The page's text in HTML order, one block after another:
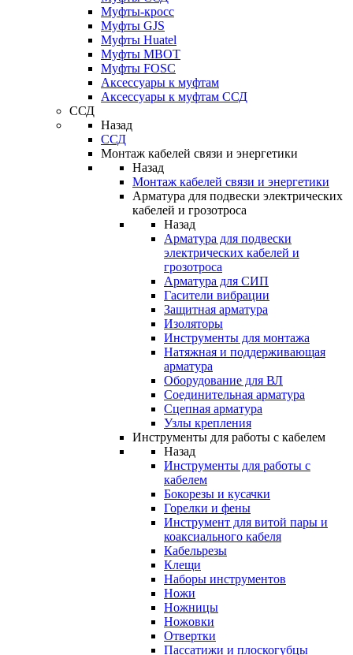
Муфты-кросс
Муфты GJS
Муфты Huatel
Муфты МВОТ
Муфты FOSC
Аксессуары к муфтам
Аксессуары к муфтам ССД
ССД
Назад
ССД
Монтаж кабелей связи и энергетики
Назад
Монтаж кабелей связи и энергетики
Арматура для подвески электрических
кабелей и грозотроса
Назад
Арматура для подвески
электрических кабелей и
грозотроса
Арматура для СИП
Гасители вибрации
Защитная арматура
Изоляторы
Инструменты для монтажа
Натяжная и поддерживающая
арматура
Оборудование для ВЛ
Соединительная арматура
Сцепная арматура
Узлы крепления
Инструменты для работы с кабелем
Назад
Инструменты для работы с
кабелем
Бокорезы и кусачки
Горелки и фены
Инструмент для витой пары и
коаксиального кабеля
Кабельрезы
Клещи
Наборы инструментов
Ножи
Ножницы
Ножовки
Отвертки
Пассатижи и плоскогубцы